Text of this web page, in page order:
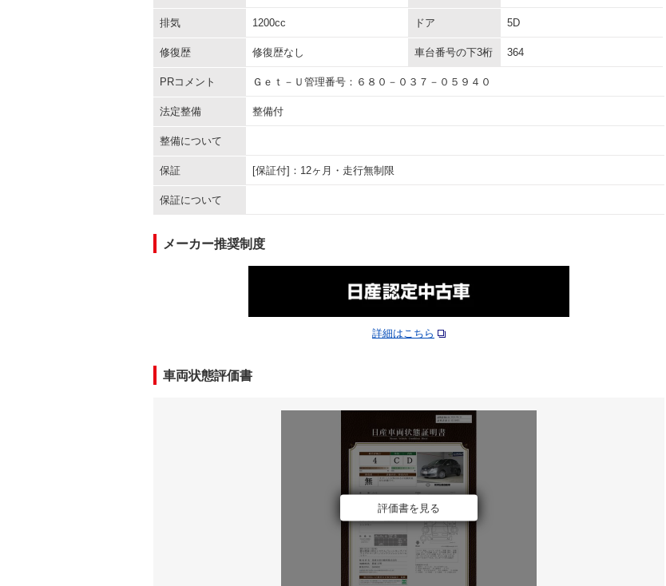
排気 1200cc ドア 5D
修復歴 修復歴なし 車台番号の下3桁 364
PRコメント Ｇｅｔ－Ｕ管理番号：６８０－０３７－０５９４０
法定整備 整備付
整備について
保証 [保証付]：12ヶ月・走行無制限
保証について
メーカー推奨制度
詳細はこちら
車両状態評価書
評価書を見る